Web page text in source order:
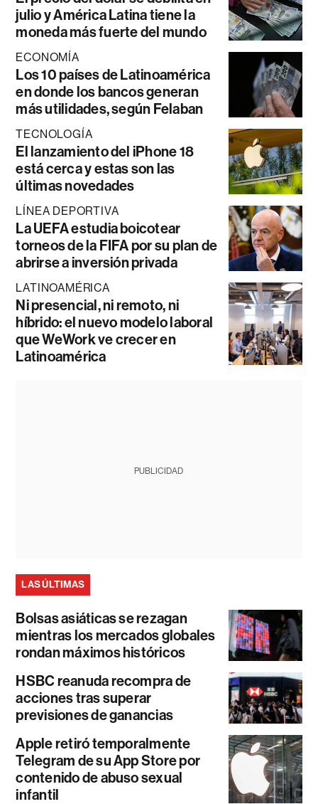
julio y América Latina tiene la
moneda más fuerte del mundo
ECONOMÍA
Los 10 países de Latinoamérica
en donde los bancos generan
más utilidades, según Felaban
TECNOLOGÍA
El lanzamiento del iPhone 18
está cerca y estas son las
últimas novedades
LÍNEA DEPORTIVA
La UEFA estudia boicotear
torneos de la FIFA por su plan de
abrirse a inversión privada
LATINOAMÉRICA
Ni presencial, ni remoto, ni
híbrido: el nuevo modelo laboral
que WeWork ve crecer en
Latinoamérica
PUBLICIDAD
LAS ÚLTIMAS
Bolsas asiáticas se rezagan
mientras los mercados globales
rondan máximos históricos
HSBC reanuda recompra de
acciones tras superar
previsiones de ganancias
Apple retiró temporalmente
Telegram de su App Store por
contenido de abuso sexual
infantil